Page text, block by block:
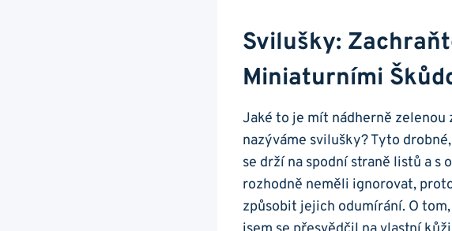
Svilušky:
Miniaturními
Jaké to je mít nádherně zelenou
nazýváme svilušky? Tyto
se drží na spodní straně listů a
rozhodně neměli ignorovat,
způsobit jejich odumírání. O